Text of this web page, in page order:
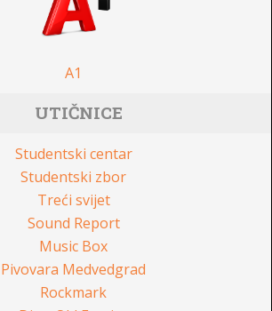
A1
UTIČNICE
Studentski centar
Studentski zbor
Treći svijet
Sound Report
Music Box
Pivovara Medvedgrad
Rockmark